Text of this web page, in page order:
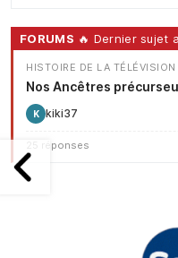
FORUMS 🔥 Dernier sujet
HISTOIRE DE LA TÉLÉVISION
Nos Ancêtres
K kiki37
25 réponses